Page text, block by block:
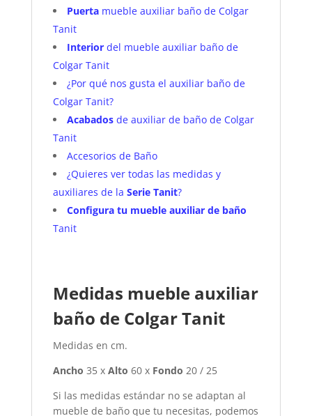
Puertamueble auxiliar baño de Colgar
Tanit
Interiordel mueble auxiliar baño de
Colgar Tanit
¿Por qué nos gusta el auxiliar baño de
Colgar Tanit?
Acabadosde auxiliar de baño de Colgar
Tanit
Accesorios de Baño
¿Quieres ver todas las medidas y
auxiliares de la Serie Tanit?
Configura tu mueble auxiliar de baño
Tanit
Medidas mueble auxiliar
baño de Colgar Tanit
Medidas en cm.
Ancho 35 x Alto 60 x Fondo 20 / 25
Si las medidas estándar no se adaptan al
mueble de baño que tu necesitas, podemos